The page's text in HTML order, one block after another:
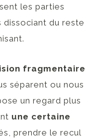
les parties
du reste
fragmentaire
séparent ou nous
un regard plus
une certaine
prendre le recul